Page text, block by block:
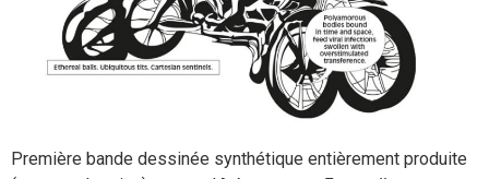
Première bande dessinée synthétique entièrement produite